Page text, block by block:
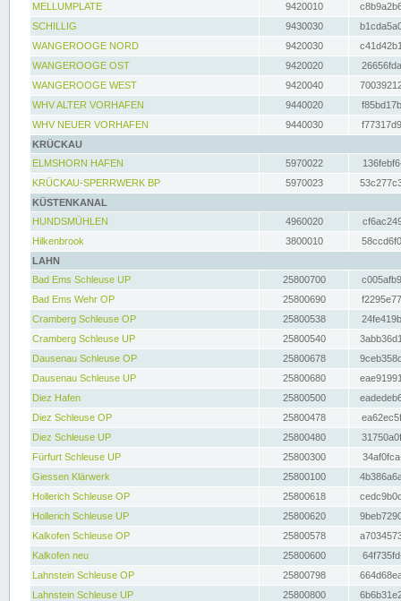
MELLUMPLATE
9420010
SCHILLIG
9430030
WANGEROOGE NORD
9420030
WANGEROOGE OST
9420020
WANGEROOGE WEST
9420040
WHV ALTER VORHAFEN
9440020
WHV NEUER VORHAFEN
9440030
KRÜCKAU
ELMSHORN HAFEN
5970022
KRÜCKAU-SPERRWERK BP
5970023
KÜSTENKANAL
HUNDSMÜHLEN
4960020
Hilkenbrook
3800010
LAHN
Bad Ems Schleuse UP
25800700
Bad Ems Wehr OP
25800690
Cramberg Schleuse OP
25800538
Cramberg Schleuse UP
25800540
Dausenau Schleuse OP
25800678
Dausenau Schleuse UP
25800680
Diez Hafen
25800500
Diez Schleuse OP
25800478
Diez Schleuse UP
25800480
Fürfurt Schleuse UP
25800300
Giessen Klärwerk
25800100
Hollerich Schleuse OP
25800618
Hollerich Schleuse UP
25800620
Kalkofen Schleuse OP
25800578
Kalkofen neu
25800600
Lahnstein Schleuse OP
25800798
Lahnstein Schleuse UP
25800800